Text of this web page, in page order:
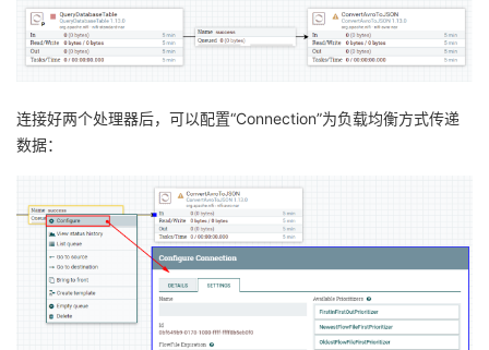
连接好两个处理器后，可以配置“Connection”为负载均衡方式传递
数据：